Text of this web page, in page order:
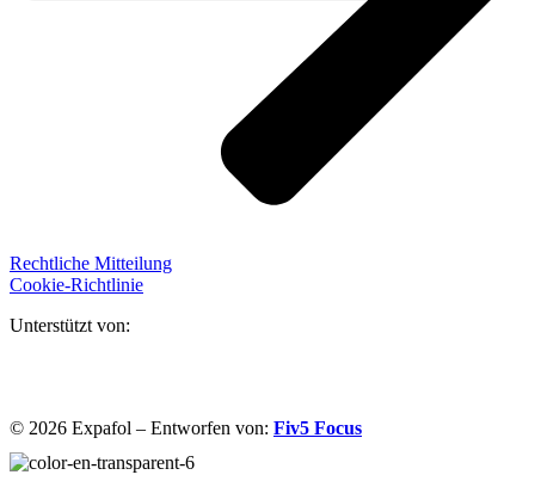
Rechtliche Mitteilung
Cookie-Richtlinie
Unterstützt von:
© 2026 Expafol – Entworfen von: Fiv5 Focus